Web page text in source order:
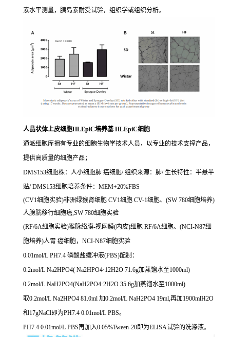
素水平测量，胰岛素耐受试验，组织学或组织分析。
人晶状体上皮细胞HLEpiC培养基 HLEpiC细胞
通派细胞库拥有专业的细胞生物学技术人员，以专业的技术支撑产品，
提供高质量的细胞产品；
DMS153细胞株：人小细胞肺 癌细胞/ 组织来源：肺/ 生长特性：半悬半
贴/ DMS153细胞培养条件：MEM+20%FBS
(CV1细胞实验)非洲绿猴肾细胞 CV1细胞 CV-1细胞、(SW 780细胞培养)
人膀胱移行细胞癌,SW 780细胞实验
(RF/6A细胞实验)猴脉络膜-视网膜(内皮)细胞 RF/6A细胞、(NCI-N87细
胞培养)人胃 癌细胞，NCI-N87细胞实验
0.01mol/L PH7.4 磷酸盐缓冲液(PBS)配制：
0.2mol/L Na2HPO4( Na2HPO4·12H2O 71.6g加蒸馏水至1000ml)
0.2mol/L NaH2PO4(NaH2PO4·2H2O 35.6g加蒸馏水至1000ml)
取0.2mol/L Na2HPO4 81.0ml 加0.2mol/L NaH2PO4 19ml,再加1900mlH2O
和17gNaCl即为PH7.4 0.01mol/L PBS。
PH7.4 0.01mol/L PBS再加入0.05%Tween-20即为ELISA试验的洗涤液。